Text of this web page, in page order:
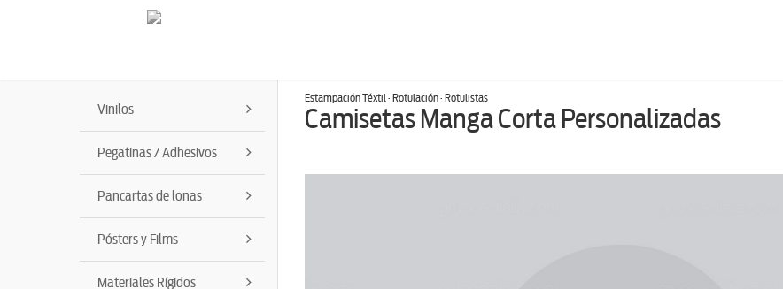
Vinilos
Pegatinas / Adhesivos
Pancartas de lonas
Pósters y Films
Materiales Rígidos
Estampación Téxtil · Rotulación · Rotulistas
Camisetas Manga Corta Personalizadas